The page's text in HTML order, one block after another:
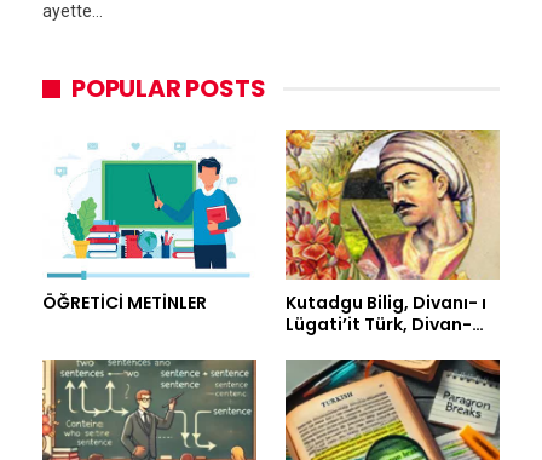
ayette…
POPULAR POSTS
ÖĞRETİCİ METİNLER
Kutadgu Bilig, Divanı- ı
Lügati’it Türk, Divan-…